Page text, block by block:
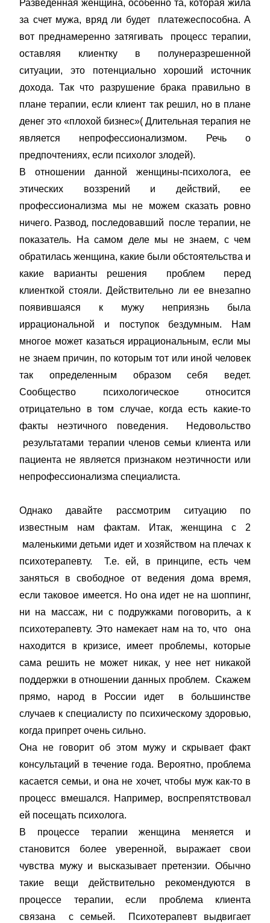
Разведенная женщина, особенно та, которая жила
за счет мужа, вряд ли будет платежеспособна. А
вот преднамеренно затягивать процесс терапии,
оставляя клиентку в полунеразрешенной
ситуации, это потенциально хороший источник
дохода. Так что разрушение брака правильно в
плане терапии, если клиент так решил, но в плане
денег это «плохой бизнес»( Длительная терапия не
является непрофессионализмом. Речь о
предпочтениях, если психолог злодей).
В отношении данной женщины-психолога, ее
этических воззрений и действий, ее
профессионализма мы не можем сказать ровно
ничего. Развод, последовавший после терапии, не
показатель. На самом деле мы не знаем, с чем
обратилась женщина, какие были обстоятельства и
какие варианты решения проблем перед
клиенткой стояли. Действительно ли ее внезапно
появившаяся к мужу неприязнь была
иррациональной и поступок бездумным. Нам
многое может казаться иррациональным, если мы
не знаем причин, по которым тот или иной человек
так определенным образом себя ведет.
Сообщество психологическое относится
отрицательно в том случае, когда есть какие-то
факты неэтичного поведения. Недовольство
результатами терапии членов семьи клиента или
пациента не является признаком неэтичности или
непрофессионализма специалиста.
Однако давайте рассмотрим ситуацию по
известным нам фактам. Итак, женщина с 2
маленькими детьми идет и хозяйством на плечах к
психотерапевту. Т.е. ей, в принципе, есть чем
заняться в свободное от ведения дома время,
если таковое имеется. Но она идет не на шоппинг,
ни на массаж, ни с подружками поговорить, а к
психотерапевту. Это намекает нам на то, что она
находится в кризисе, имеет проблемы, которые
сама решить не может никак, у нее нет никакой
поддержки в отношении данных проблем. Скажем
прямо, народ в России идет в большинстве
случаев к специалисту по психическому здоровью,
когда припрет очень сильно.
Она не говорит об этом мужу и скрывает факт
консультаций в течение года. Вероятно, проблема
касается семьи, и она не хочет, чтобы муж как-то в
процесс вмешался. Например, воспрепятствовал
ей посещать психолога.
В процессе терапии женщина меняется и
становится более уверенной, выражает свои
чувства мужу и высказывает претензии. Обычно
такие вещи действительно рекомендуются в
процессе терапии, если проблема клиента
связана с семьей. Психотерапевт выдвигает